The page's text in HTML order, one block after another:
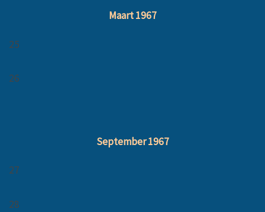
Maart 1967
25
26
September 1967
27
28